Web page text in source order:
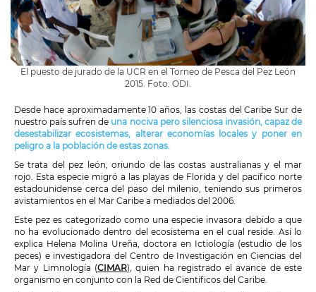
El puesto de jurado de la UCR en el Torneo de Pesca del Pez León
2015. Foto: ODI.
Desde hace aproximadamente 10 años, las costas del Caribe Sur de
nuestro país sufren de una nociva pero silenciosa invasión, capaz de
desestabilizar ecosistemas, alterar economías locales y poner en
peligro a la población de estas zonas.
Se trata del pez león, oriundo de las costas australianas y el mar
rojo. Esta especie migró a las playas de Florida y del pacífico norte
estadounidense cerca del paso del milenio, teniendo sus primeros
avistamientos en el Mar Caribe a mediados del 2006.
Este pez es categorizado como una especie invasora debido a que
no ha evolucionado dentro del ecosistema en el cual reside. Así lo
explica Helena Molina Ureña, doctora en Ictiología (estudio de los
peces) e investigadora del Centro de Investigación en Ciencias del
Mar y Limnología (CIMAR), quien ha registrado el avance de este
organismo en conjunto con la Red de Científicos del Caribe.